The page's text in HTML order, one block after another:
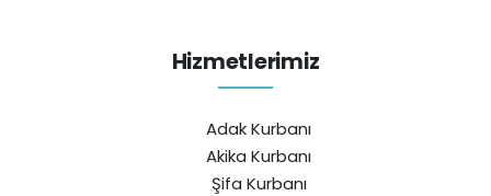
Hizmetlerimiz
Adak Kurbanı
Akika Kurbanı
Şifa Kurbanı